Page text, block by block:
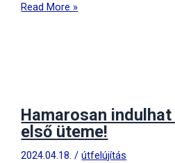
Míg
meg
Szekszárdot,
az
ÉSZ
Read More »
Hamarosan
első üteme!
2024.04.18./útfelújítás